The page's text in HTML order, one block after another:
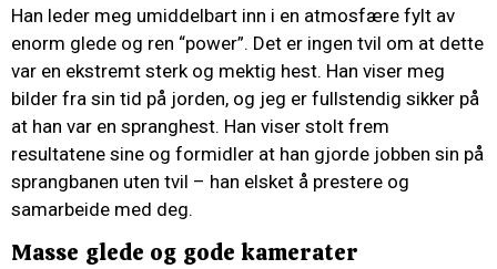
Han leder meg umiddelbart inn i en atmosfære fylt av
enorm glede og ren “power”. Det er ingen tvil om at dette
var en ekstremt sterk og mektig hest. Han viser meg
bilder fra sin tid på jorden, og jeg er fullstendig sikker på
at han var en spranghest. Han viser stolt frem
resultatene sine og formidler at han gjorde jobben sin på
sprangbanen uten tvil – han elsket å prestere og
samarbeide med deg.
Masse glede og gode kamerater